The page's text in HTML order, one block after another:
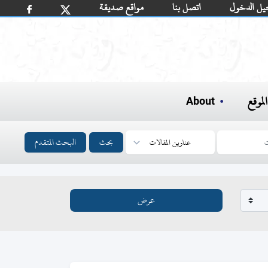
مواقع صديقة اتصل بنا الدخول
About
بحث البحث المتقدم